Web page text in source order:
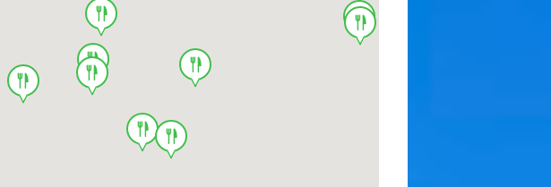
food
food
food
food
food food
food
food
food